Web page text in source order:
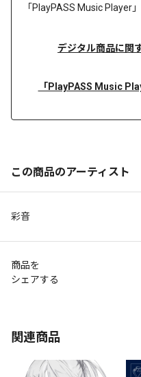
「PlayPASS Music Player
デジタル商品に関
「PlayPASS Music
この商品のアーティスト
彩音
商品を
シェアする
関連商品